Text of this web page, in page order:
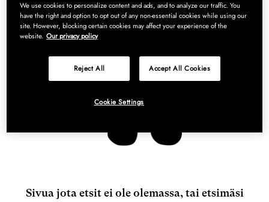
Sivua jota etsit ei ole olemassa, tai etsimäsi
We use cookies to personalize content and ads, and to analyze our traffic. You
have the right and option to opt out of any non-essential cookies while using our
site. However, blocking certain cookies may affect your experience of the
website. Our privacy policy
Reject All Accept All Cookies
Cookie Settings